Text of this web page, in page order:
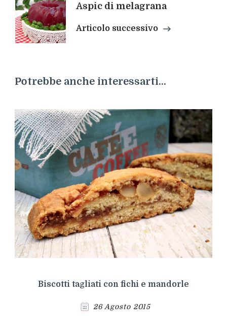
Aspic di melagrana
Articolo successivo
Potrebbe anche interessarti...
Biscotti tagliati con fichi e mandorle
26 Agosto 2015